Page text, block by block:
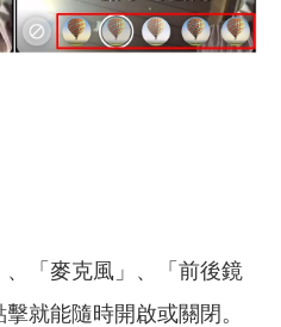
「麥克風」、「前後鏡
就能隨時開啟或關閉。